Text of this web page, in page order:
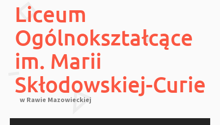
Liceum
Ogólnokształcące
im. Marii
Skłodowskiej-Curie
w Rawie Mazowieckiej